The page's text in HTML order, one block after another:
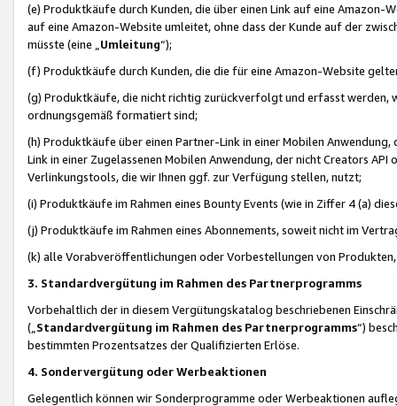
(e) Produktkäufe durch Kunden, die über einen Link auf eine
auf eine Amazon-Website umleitet, ohne dass der Kunde auf der
müsste (eine „ Umleitung“);
(f) Produktkäufe durch Kunden, die die für eine Amazon-Website
(g) Produktkäufe, die nicht richtig zurückverfolgt und erfasst werden,
ordnungsgemäß formatiert sind;
(h) Produktkäufe über einen Partner-Link in einer Mobilen
Link in einer Zugelassenen Mobilen Anwendung, der nicht Creators
Verlinkungstools, die wir Ihnen ggf. zur Verfügung stellen, nutzt;
(i) Produktkäufe im Rahmen eines Bounty Events (wie in Ziffer 4 (a)
(j) Produktkäufe im Rahmen eines Abonnements, soweit nicht im
(k) alle Vorabveröffentlichungen oder Vorbestellungen von
3. Standardvergütung im Rahmen des Partnerprogramms
Vorbehaltlich der in diesem Vergütungskatalog beschriebenen
(„ Standardvergütung im Rahmen des Partnerprogramms“)
bestimmten Prozentsatzes der Qualifizierten Erlöse.
4. Sondervergütung oder Werbeaktionen
Gelegentlich können wir Sonderprogramme oder Werbeaktionen